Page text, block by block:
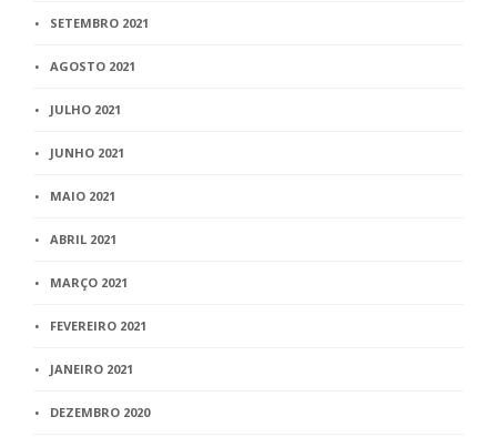
SETEMBRO 2021
AGOSTO 2021
JULHO 2021
JUNHO 2021
MAIO 2021
ABRIL 2021
MARÇO 2021
FEVEREIRO 2021
JANEIRO 2021
DEZEMBRO 2020